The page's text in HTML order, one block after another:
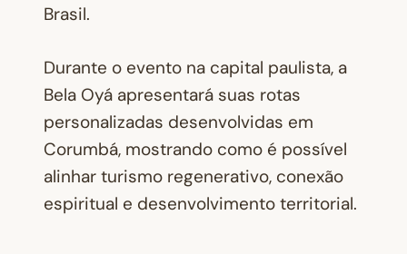
Brasil.
Durante o evento na capital paulista, a
Bela Oyá apresentará suas rotas
personalizadas desenvolvidas em
Corumbá, mostrando como é possível
alinhar turismo regenerativo, conexão
espiritual e desenvolvimento territorial.